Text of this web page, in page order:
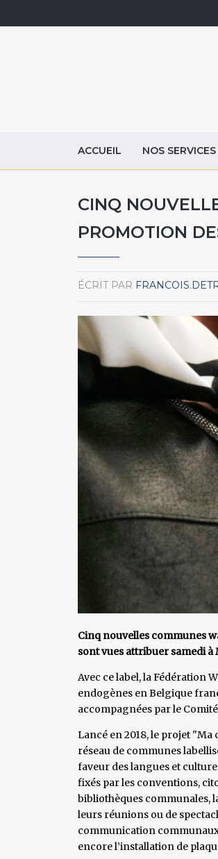
ACCUEIL NOS SERVICES
CINQ
PROMOTION
ÉCRIT PAR
Cinq nouvelles communes
sont vues attribuer samedi
Avec ce label, la Fédération
endogènes en Belgique
accompagnées par le
Lancé en 2018, le projet
réseau de communes
faveur des langues et
fixés par les conventions,
bibliothèques communales,
leurs réunions ou de
communication
encore l’installation de